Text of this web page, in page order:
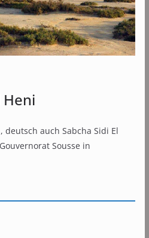
Heni
deutsch auch Sabcha Sidi El
Sousse in